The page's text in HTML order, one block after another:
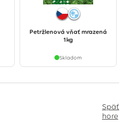
Petržlenová vňať mrazená
1kg
Skladom
Späť
hore